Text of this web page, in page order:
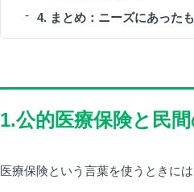
4. まとめ：ニーズにあった
1.公的医療保険と民
医療保険という言葉を使うときに